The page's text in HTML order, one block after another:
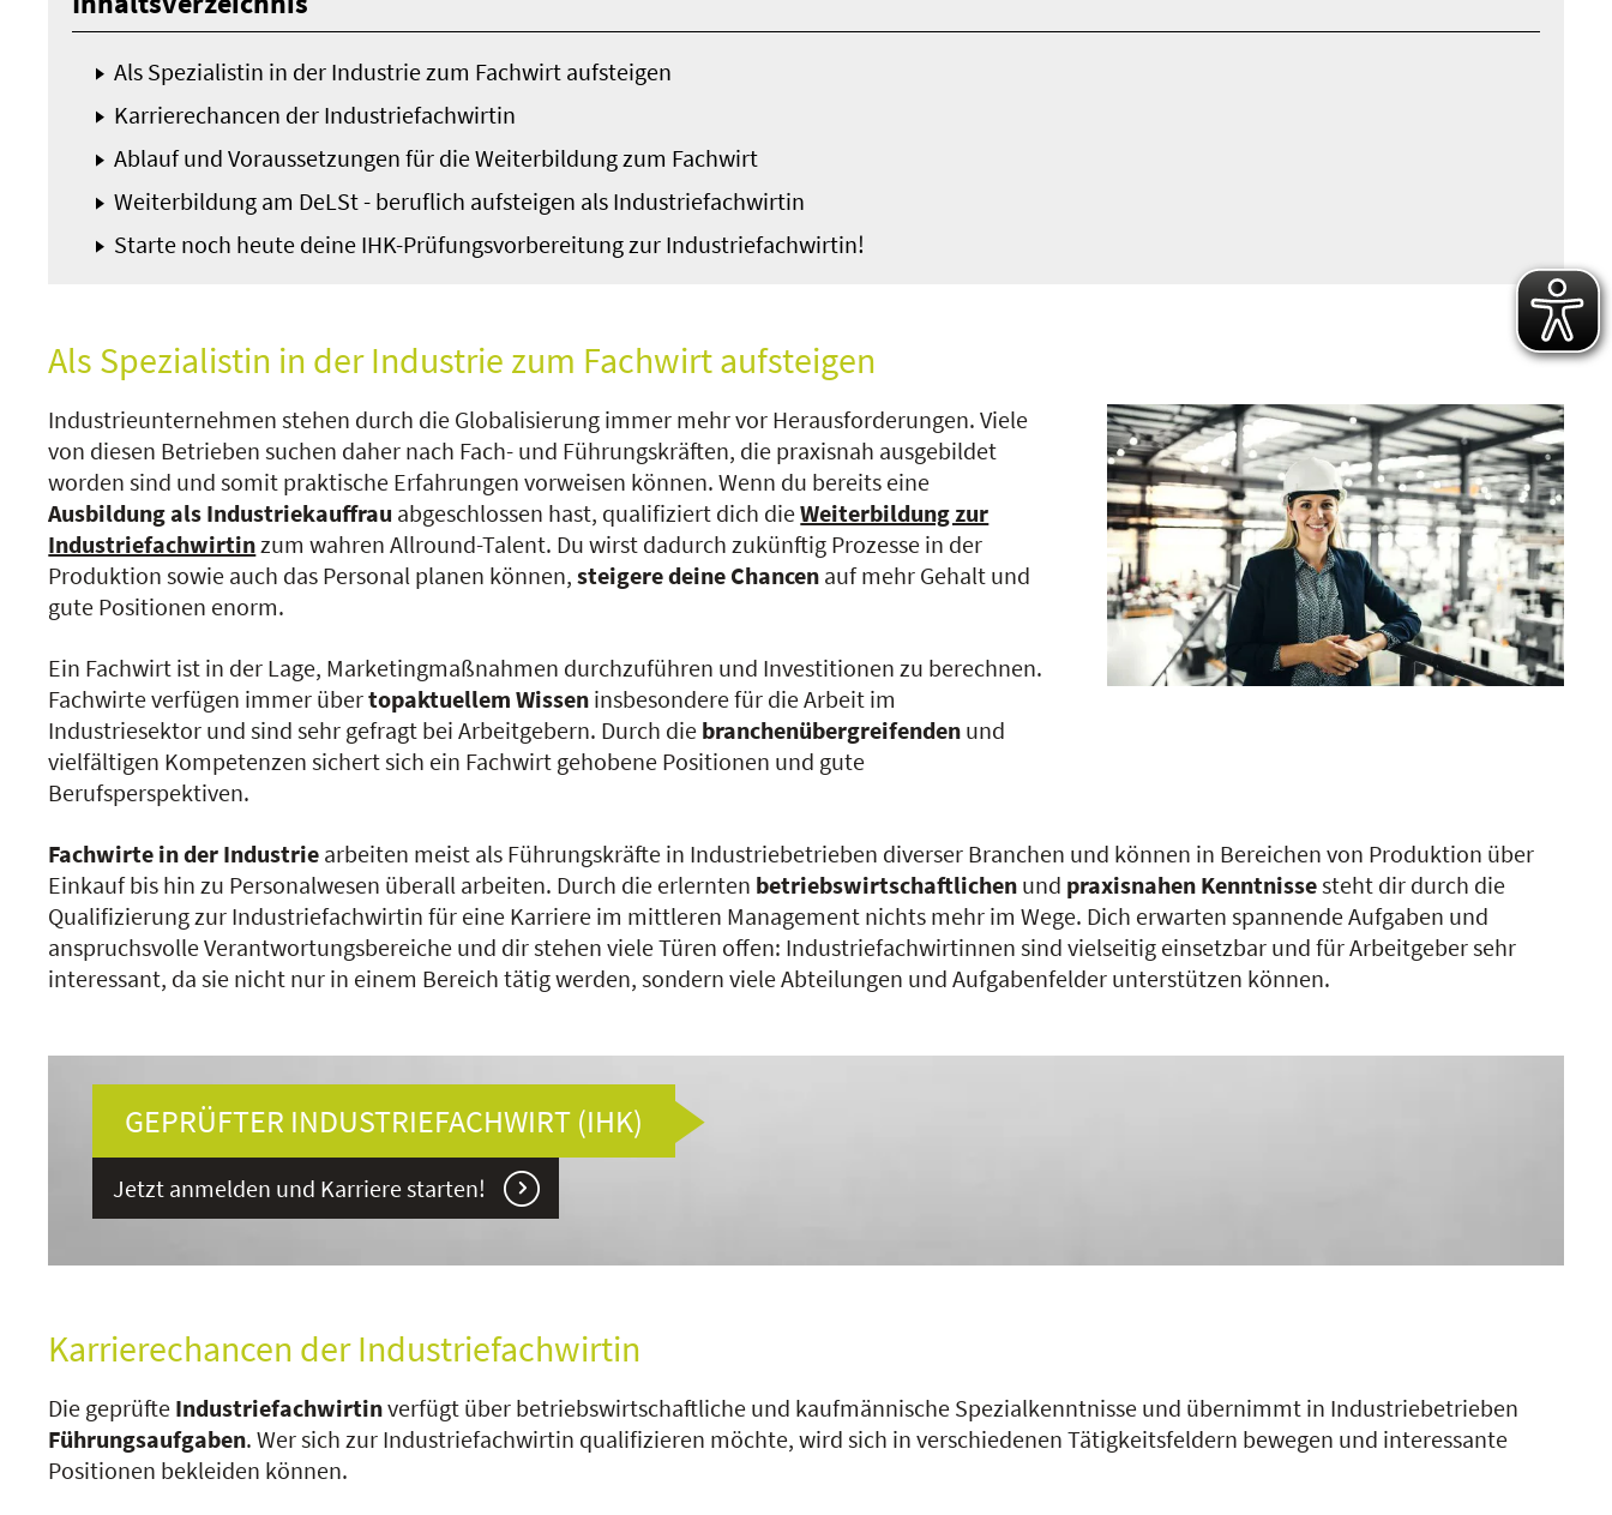
Als Spezialistin in der Industrie zum Fachwirt aufsteigen
Karrierechancen der Industriefachwirtin
Ablauf und Voraussetzungen für die Weiterbildung zum Fachwirt
Weiterbildung am DeLSt - beruflich aufsteigen als Industriefachwirtin
Starte noch heute deine IHK-Prüfungsvorbereitung zur Industriefachwirtin!
Als Spezialistin in der Industrie zum Fachwirt aufsteigen
Industrieunternehmen stehen durch die Globalisierung immer mehr vor Herausforderungen. Viele
von diesen Betrieben suchen daher nach Fach- und Führungskräften, die praxisnah ausgebildet
worden sind und somit praktische Erfahrungen vorweisen können. Wenn du bereits eine
Ausbildung als Industriekauffrau abgeschlossen hast, qualifiziert dich dieWeiterbildung zur
Industriefachwirtinzum wahren Allround-Talent. Du wirst dadurch zukünftig Prozesse in der
Produktion sowie auch das Personal planen können,steigere deine Chancen auf mehr Gehalt und
gute Positionen enorm.
Ein Fachwirt ist in der Lage, Marketingmaßnahmen durchzuführen und Investitionen zu berechnen.
Fachwirte verfügen immer übertopaktuellem Wissen insbesondere für die Arbeit im
Industriesektor und sind sehr gefragt bei Arbeitgebern. Durch die branchenübergreifenden und
vielfältigen Kompetenzen sichert sich ein Fachwirt gehobene Positionen und gute
Berufsperspektiven.
Fachwirte in der Industrie arbeiten meist als Führungskräfte in Industriebetrieben diverser Branchen und können in Bereichen von Produktion über
Einkauf bis hin zu Personalwesen überall arbeiten. Durch die erlernten betriebswirtschaftlichen und praxisnahen Kenntnissesteht dir durch die
Qualifizierung zur Industriefachwirtin für eine Karriere im mittleren Management nichts mehr im Wege. Dich erwarten spannende Aufgaben und
anspruchsvolle Verantwortungsbereiche und dir stehen viele Türen offen: Industriefachwirtinnen sind vielseitig einsetzbar und für Arbeitgeber sehr
interessant, da sie nicht nur in einem Bereich tätig werden, sondern viele Abteilungen und Aufgabenfelder unterstützen können.
GEPRÜFTER INDUSTRIEFACHWIRT (IHK)
Jetzt anmelden und Karriere starten!
Karrierechancen der Industriefachwirtin
Die geprüfte Industriefachwirtinverfügt über betriebswirtschaftliche und kaufmännische Spezialkenntnisse und übernimmt in Industriebetrieben
Führungsaufgaben. Wer sich zur Industriefachwirtin qualifizieren möchte, wird sich in verschiedenen Tätigkeitsfeldern bewegen und interessante
Positionen bekleiden können.